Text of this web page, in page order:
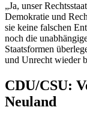
„Ja, unser
Demokratie und
sie keine falschen
noch die
Staatsformen
und Unrecht wieder
CDU/CSU:
Neuland